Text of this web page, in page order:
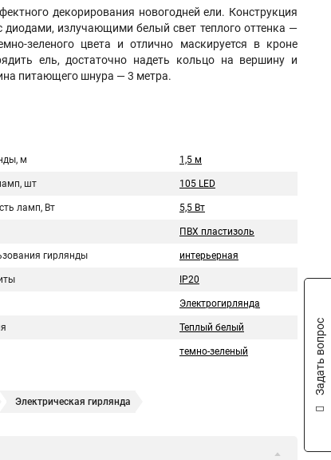
декорирования новогодней ели. Конструкция
диодами, излучающими белый свет теплого оттенка —
зеленого цвета и отлично маскируется в кроне
ель, достаточно надеть кольцо на вершину и
питающего шнура — 3 метра.
м 1,5 м
шт 105 LED
ламп, Вт 5,5 Вт
ПВХ пластизоль
гирлянды интерьерная
IP20
Электрогирлянда
Теплый белый
темно-зеленый
Электрическая гирлянда
Задать вопрос